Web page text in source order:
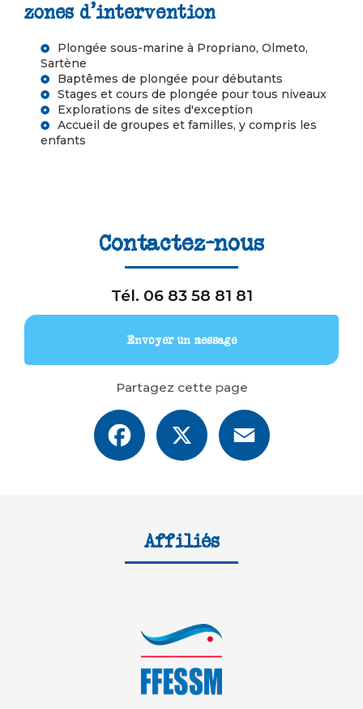
zones d'intervention
Plongée sous-marine à Propriano, Olmeto,
Sartène
Baptêmes de plongée pour débutants
Stages et cours de plongée pour tous niveaux
Explorations de sites d'exception
Accueil de groupes et familles, y compris les
enfants
Contactez-nous
Tél. 06 83 58 81 81
Envoyer un message
Partagez cette page
Facebook
Affiliés